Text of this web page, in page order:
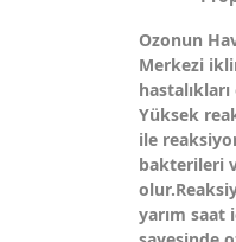
Ozonun
Merkezi
Yüksek
ile
bakterileri
yarım saat